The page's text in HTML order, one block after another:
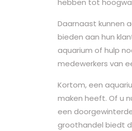
hebben tot
Daarnaast kunnen
bieden aan hun
aquarium of hulp
medewerkers van
Kortom, een
maken heeft. Of u
een
groothandel biedt